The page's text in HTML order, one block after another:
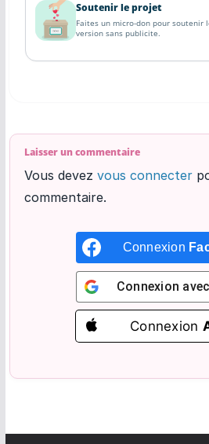
Soutenir le projet
Faites un micro-don pour soutenir
version sans publicite.
Laisser un commentaire
Vous devez vous connecter
commentaire.
Connexion
Connexion avec
Connexion